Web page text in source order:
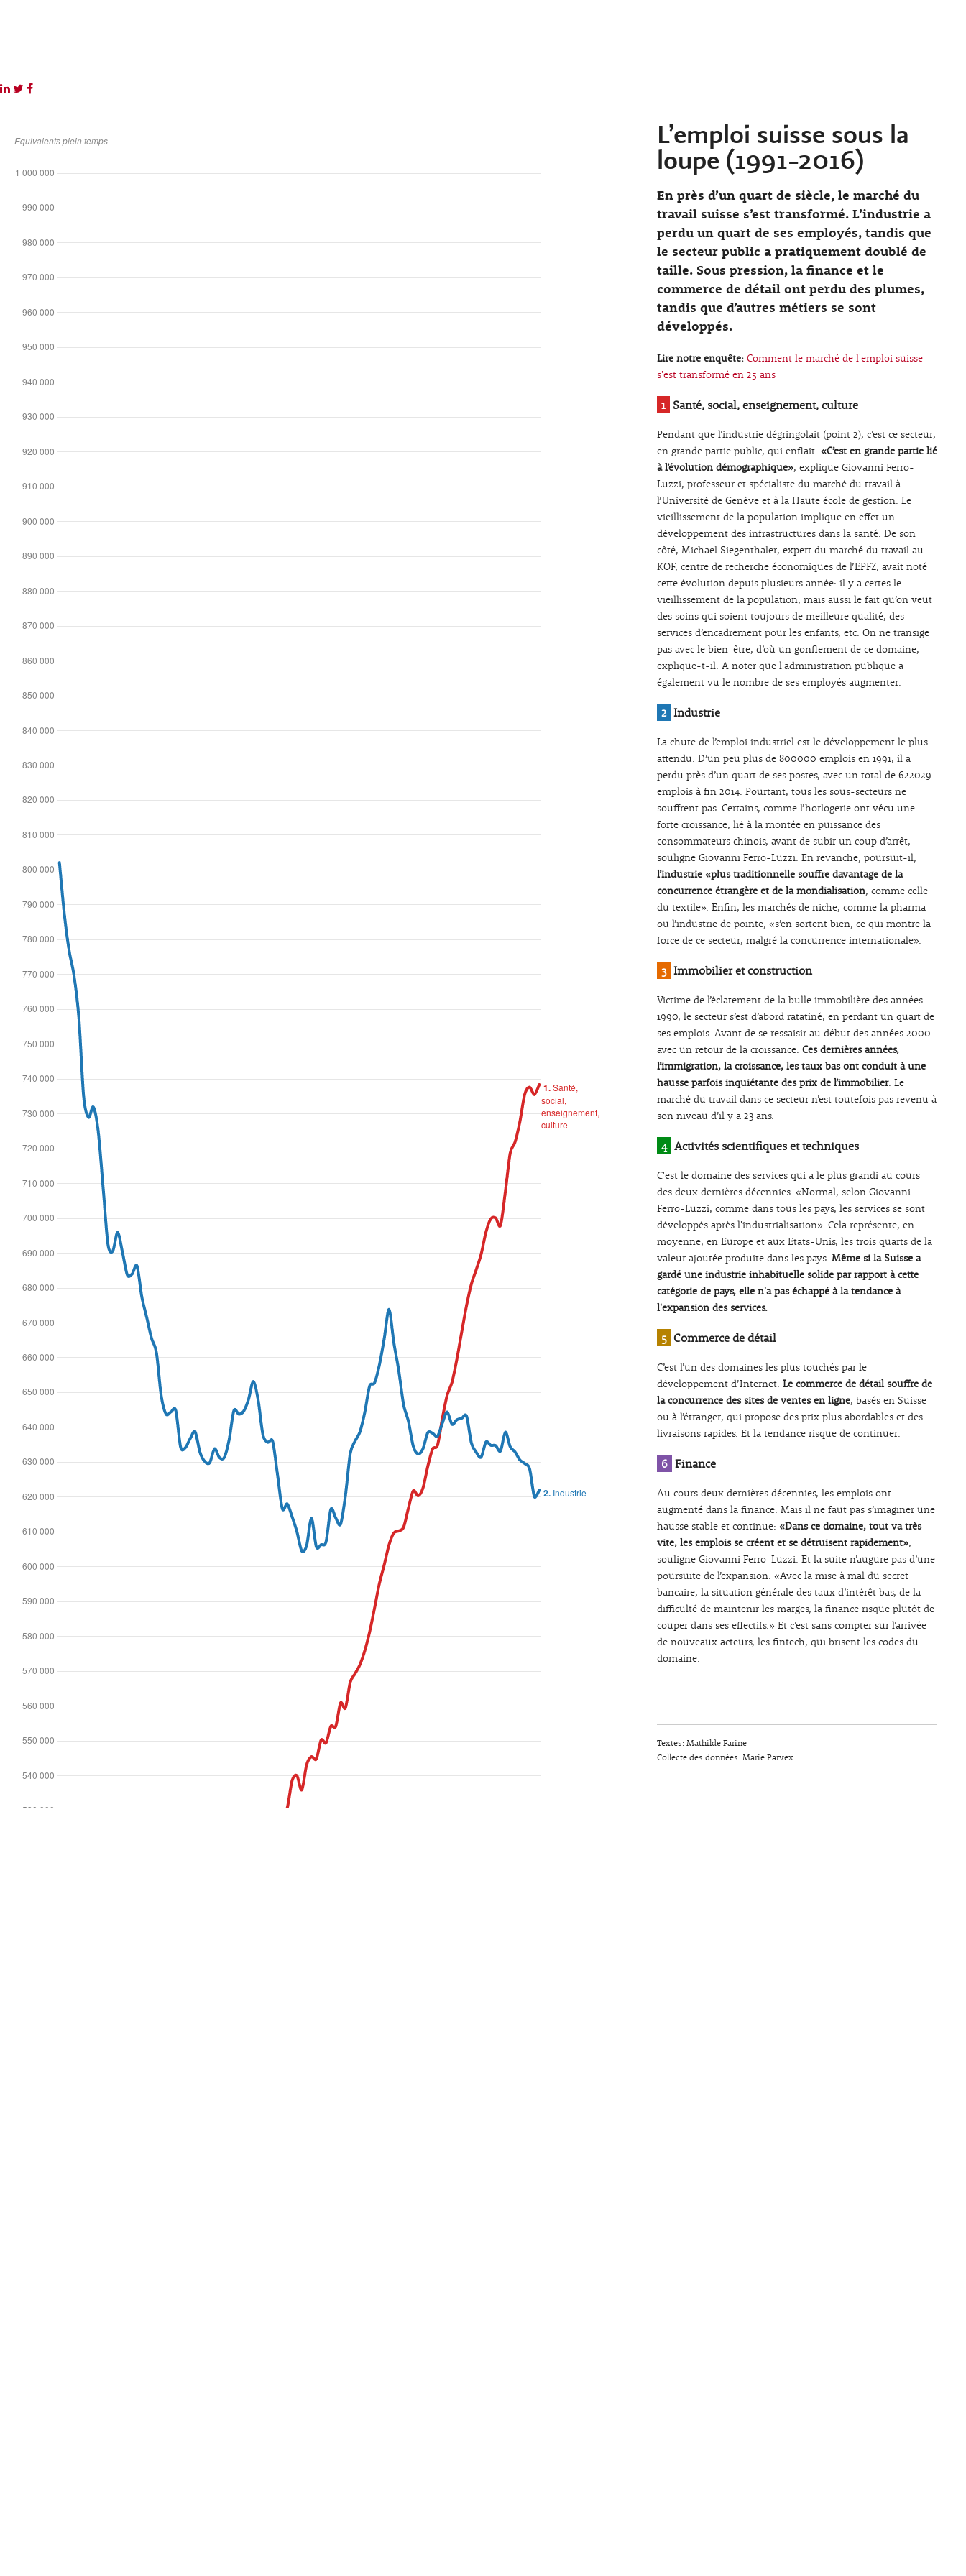
L’emploi suisse sous la
loupe (1991-2016)
En près d’un quart de siècle, le marché du
travail suisse s’est transformé. L’industrie a
perdu un quart de ses employés, tandis que
le secteur public a pratiquement doublé de
taille. Sous pression, la finance et le
commerce de détail ont perdu des plumes,
tandis que d’autres métiers se sont
développés.
Lire notre enquête: Comment le marché de l'emploi suisse
s'est transformé en 25 ans
1 Santé, social, enseignement, culture
Pendant que l’industrie dégringolait (point 2), c’est ce secteur,
en grande partie public, qui enflait. «C’est en grande partie lié
à l’évolution démographique», explique Giovanni Ferro-
Luzzi, professeur et spécialiste du marché du travail à
l’Université de Genève et à la Haute école de gestion. Le
vieillissement de la population implique en effet un
développement des infrastructures dans la santé. De son
côté, Michael Siegenthaler, expert du marché du travail au
KOF, centre de recherche économiques de l’EPFZ, avait noté
cette évolution depuis plusieurs année: il y a certes le
vieillissement de la population, mais aussi le fait qu’on veut
des soins qui soient toujours de meilleure qualité, des
services d’encadrement pour les enfants, etc. On ne transige
pas avec le bien-être, d’où un gonflement de ce domaine,
explique-t-il. A noter que l'administration publique a
également vu le nombre de ses employés augmenter.
2 Industrie
La chute de l’emploi industriel est le développement le plus
attendu. D’un peu plus de 800000 emplois en 1991, il a
perdu près d’un quart de ses postes, avec un total de 622029
emplois à fin 2014. Pourtant, tous les sous-secteurs ne
souffrent pas. Certains, comme l’horlogerie ont vécu une
forte croissance, lié à la montée en puissance des
consommateurs chinois, avant de subir un coup d’arrêt,
souligne Giovanni Ferro-Luzzi. En revanche, poursuit-il,
l’industrie «plus traditionnelle souffre davantage de la
concurrence étrangère et de la mondialisation, comme celle
du textile». Enfin, les marchés de niche, comme la pharma
ou l’industrie de pointe, «s’en sortent bien, ce qui montre la
force de ce secteur, malgré la concurrence internationale».
3 Immobilier et construction
Victime de l’éclatement de la bulle immobilière des années
1990, le secteur s’est d’abord ratatiné, en perdant un quart de
ses emplois. Avant de se ressaisir au début des années 2000
avec un retour de la croissance. Ces dernières années,
l’immigration, la croissance, les taux bas ont conduit à une
hausse parfois inquiétante des prix de l’immobilier. Le
marché du travail dans ce secteur n’est toutefois pas revenu à
son niveau d’il y a 23 ans.
4 Activités scientifiques et techniques
C'est le domaine des services qui a le plus grandi au cours
des deux dernières décennies. «Normal, selon Giovanni
Ferro-Luzzi, comme dans tous les pays, les services se sont
développés après l'industrialisation». Cela représente, en
moyenne, en Europe et aux Etats-Unis, les trois quarts de la
valeur ajoutée produite dans les pays. Même si la Suisse a
gardé une industrie inhabituelle solide par rapport à cette
catégorie de pays, elle n'a pas échappé à la tendance à
l'expansion des services.
5 Commerce de détail
C’est l’un des domaines les plus touchés par le
développement d’Internet. Le commerce de détail souffre de
la concurrence des sites de ventes en ligne, basés en Suisse
ou à l’étranger, qui propose des prix plus abordables et des
livraisons rapides. Et la tendance risque de continuer.
6 Finance
Au cours deux dernières décennies, les emplois ont
augmenté dans la finance. Mais il ne faut pas s’imaginer une
hausse stable et continue: «Dans ce domaine, tout va très
vite, les emplois se créent et se détruisent rapidement»,
souligne Giovanni Ferro-Luzzi. Et la suite n’augure pas d’une
poursuite de l’expansion: «Avec la mise à mal du secret
bancaire, la situation générale des taux d’intérêt bas, de la
difficulté de maintenir les marges, la finance risque plutôt de
couper dans ses effectifs.» Et c’est sans compter sur l’arrivée
de nouveaux acteurs, les fintech, qui brisent les codes du
domaine.
Textes: Mathilde Farine
Collecte des données: Marie Parvex